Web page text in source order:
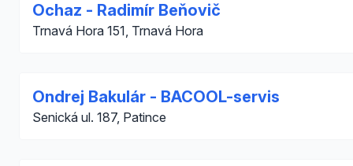
Ochaz - Radimír Beňovič
Trnavá Hora 151, Trnavá Hora
Ondrej Bakulár - BACOOL-servis
Senická ul. 187, Patince